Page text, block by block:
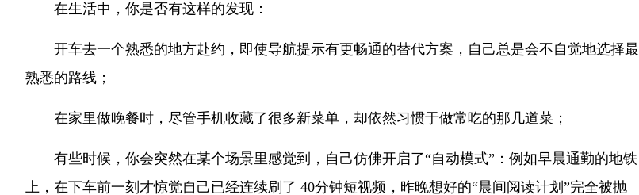
在生活中，你是否有这样的发现：
开车去一个熟悉的地方赴约，即使导航提示有更畅通的替代方案，自己总是会不自觉地选择最
熟悉的路线；
在家里做晚餐时，尽管手机收藏了很多新菜单，却依然习惯于做常吃的那几道菜；
有些时候，你会突然在某个场景里感觉到，自己仿佛开启了“自动模式”：例如早晨通勤的地铁
上，在下车前一刻才惊觉自己已经连续刷了 40分钟短视频，昨晚想好的“晨间阅读计划”完全被抛